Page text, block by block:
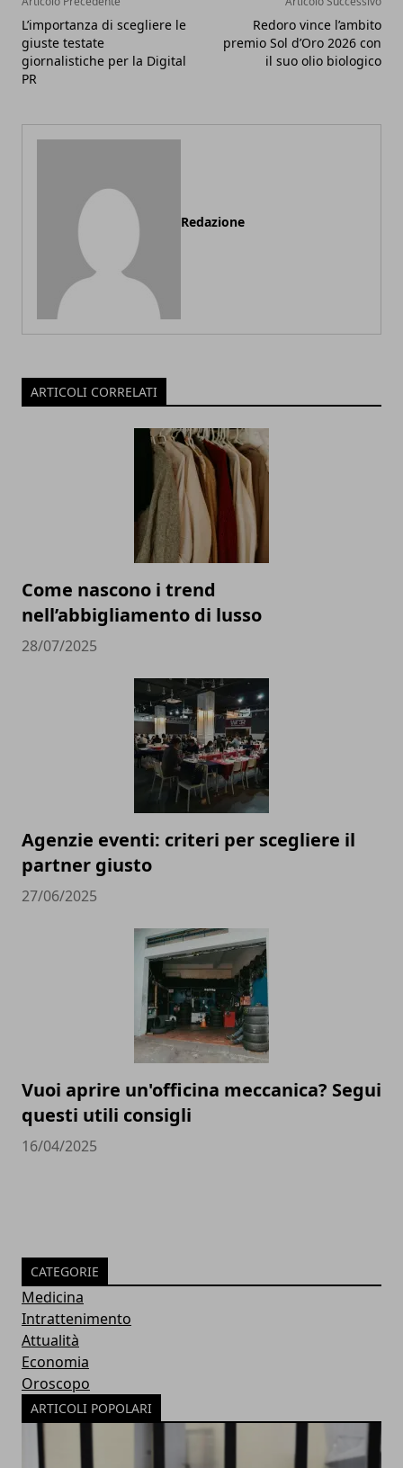
L’importanza di scegliere le
giuste testate
giornalistiche per la Digital
PR
Redoro vince l’ambito
premio Sol d’Oro 2026 con
il suo olio biologico
Redazione
ARTICOLI CORRELATI
Come nascono i trend
nell’abbigliamento di lusso
28/07/2025
Agenzie eventi: criteri per scegliere il
partner giusto
27/06/2025
Vuoi aprire un'officina meccanica? Segui
questi utili consigli
16/04/2025
CATEGORIE
Medicina
Intrattenimento
Attualità
Economia
Oroscopo
ARTICOLI POPOLARI